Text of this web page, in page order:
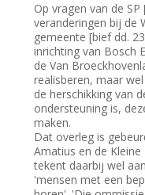
Op vragen van de
veranderingen bij de
gemeente [bief dd.
inrichting van Bosch
de Van
realisberen, maar
de herschikking van
ondersteuning is,
maken.
Dat overleg is
Amatius en de
tekent daarbij wel
'mensen met een